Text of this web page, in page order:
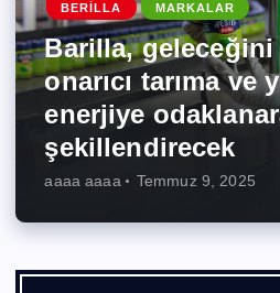
BERILLA MARKALAR
Barilla,
onarıcı tarıma ve
enerjiye
şekillendirecek
aaaa aaaa Temmuz 9, 2025